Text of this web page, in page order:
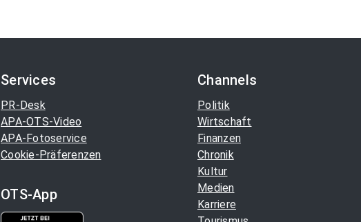
Services
PR-Desk
APA-OTS-Video
APA-Fotoservice
Cookie-Präferenzen
OTS-App
Channels
Politik
Wirtschaft
Finanzen
Chronik
Kultur
Medien
Karriere